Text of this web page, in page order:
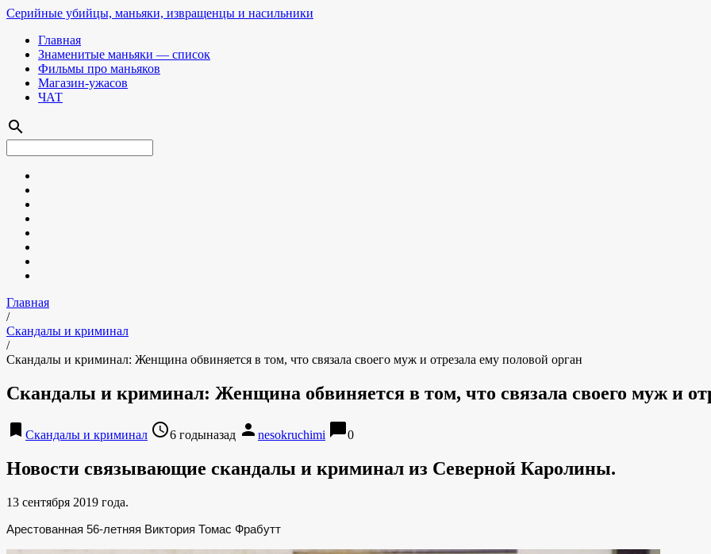
Серийные убийцы, маньяки, извращенцы и насильники
Главная
Знаменитые маньяки — список
Фильмы про маньяков
Магазин-ужасов
ЧАТ
search
Главная
/
Скандалы и криминал
/
Скандалы и криминал: Женщина обвиняется в том, что связала своего муж и отрезала ему половой орган
Скандалы и криминал: Женщина обвиняется в том, что связала своего муж и
bookmark Скандалы и криминал access_time6 годыназад person nesokruchimi chat_bubble0
Новости связывающие скандалы и криминал из Северной Каролины.
13 сентября 2019 года.
Арестованная 56-летняя Виктория Томас Фрабутт